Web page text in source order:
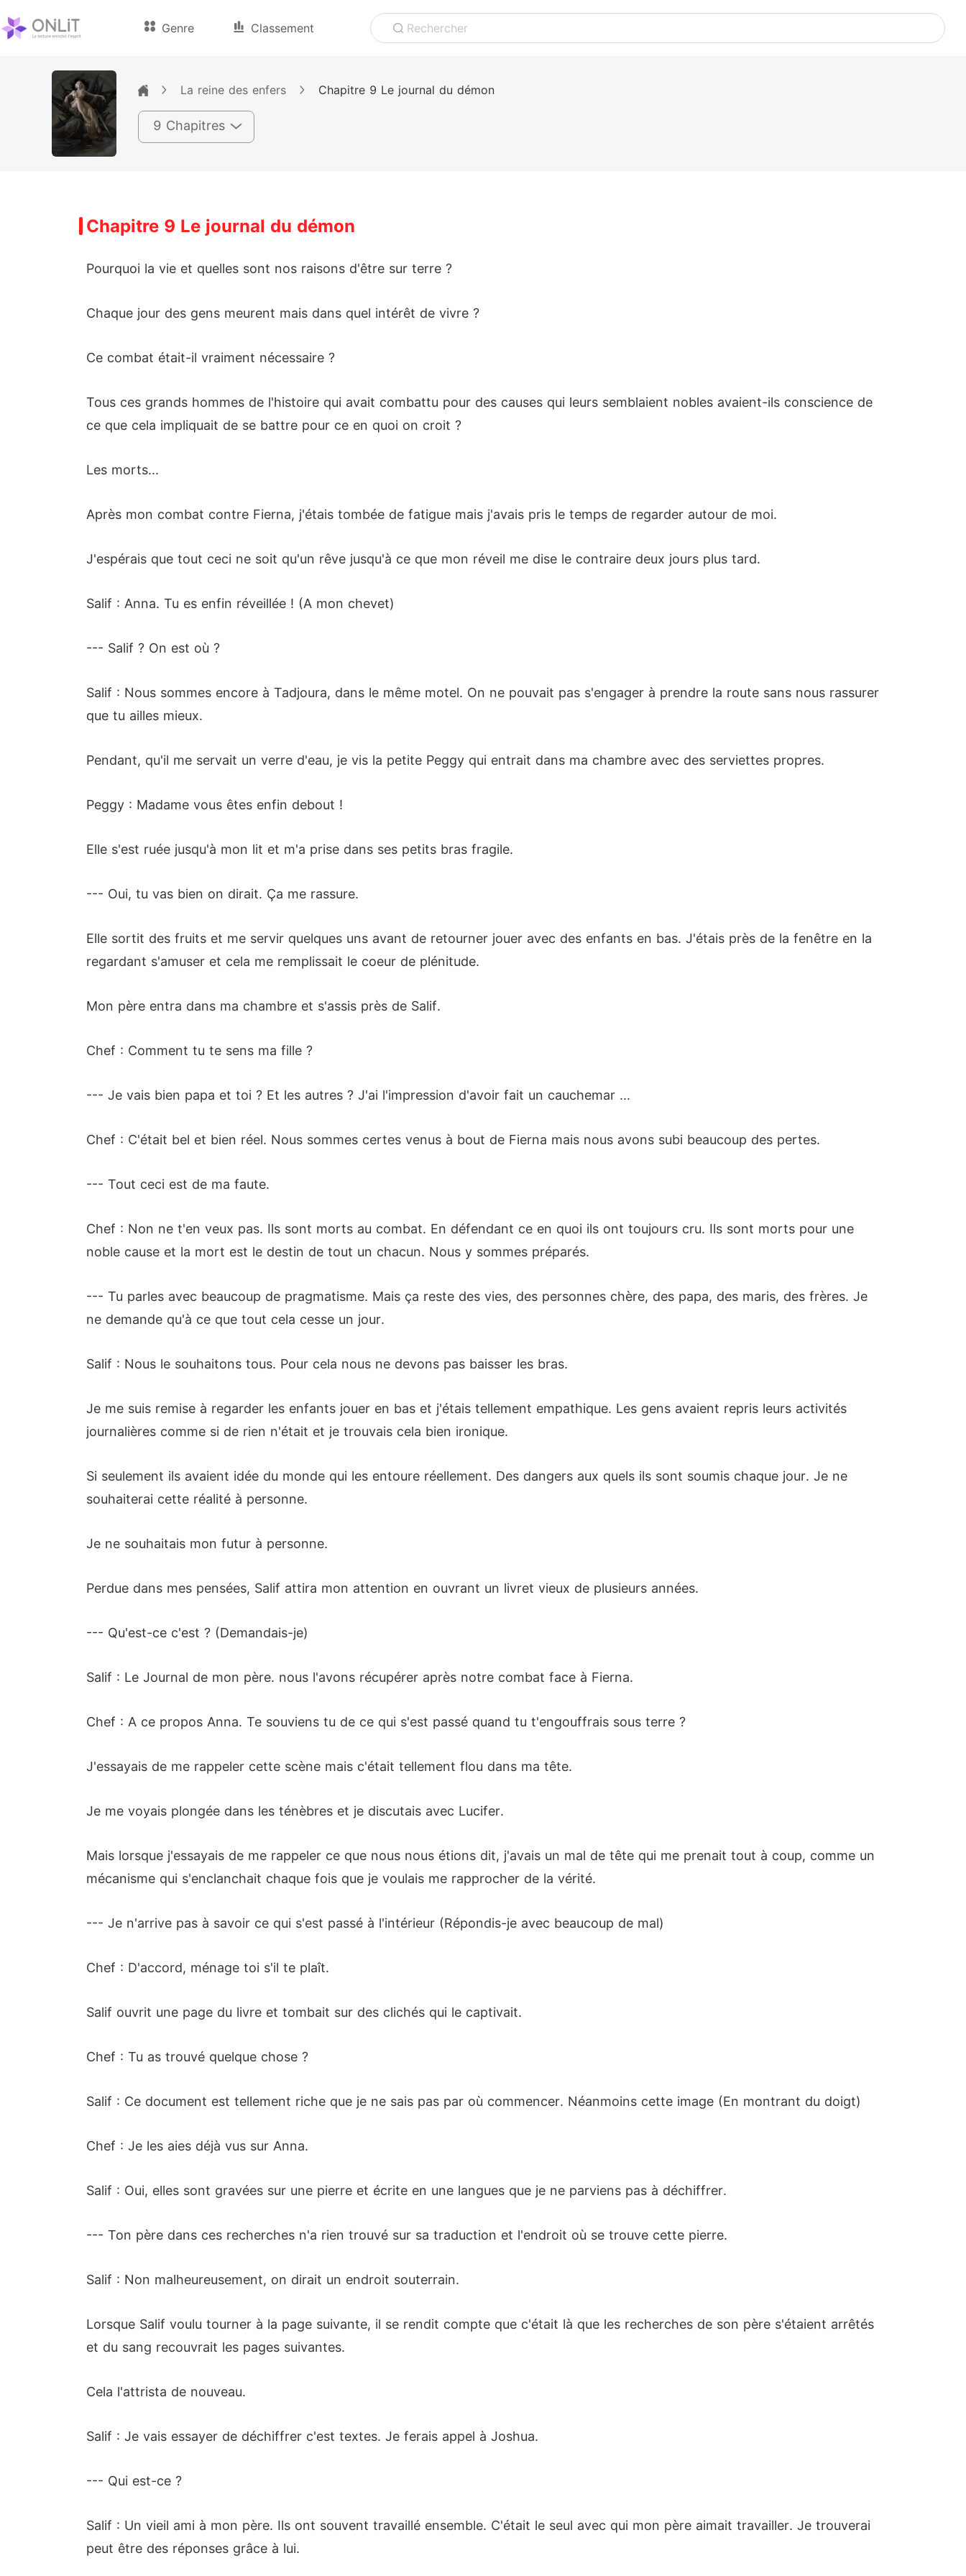
Genre Classement Rechercher
La reine des enfers Chapitre 9 Le journal du démon
9 Chapitres
Chapitre 9 Le journal du démon
Pourquoi la vie et quelles sont nos raisons d'être sur terre ?
Chaque jour des gens meurent mais dans quel intérêt de vivre ?
Ce combat était-il vraiment nécessaire ?
Tous ces grands hommes de l'histoire qui avait combattu pour des causes qui leurs semblaient nobles avaient-ils conscience de
ce que cela impliquait de se battre pour ce en quoi on croit ?
Les morts...
Après mon combat contre Fierna, j'étais tombée de fatigue mais j'avais pris le temps de regarder autour de moi.
J'espérais que tout ceci ne soit qu'un rêve jusqu'à ce que mon réveil me dise le contraire deux jours plus tard.
Salif : Anna. Tu es enfin réveillée ! (A mon chevet)
--- Salif ? On est où ?
Salif : Nous sommes encore à Tadjoura, dans le même motel. On ne pouvait pas s'engager à prendre la route sans nous rassurer
que tu ailles mieux.
Pendant, qu'il me servait un verre d'eau, je vis la petite Peggy qui entrait dans ma chambre avec des serviettes propres.
Peggy : Madame vous êtes enfin debout !
Elle s'est ruée jusqu'à mon lit et m'a prise dans ses petits bras fragile.
--- Oui, tu vas bien on dirait. Ça me rassure.
Elle sortit des fruits et me servir quelques uns avant de retourner jouer avec des enfants en bas. J'étais près de la fenêtre en la
regardant s'amuser et cela me remplissait le coeur de plénitude.
Mon père entra dans ma chambre et s'assis près de Salif.
Chef : Comment tu te sens ma fille ?
--- Je vais bien papa et toi ? Et les autres ? J'ai l'impression d'avoir fait un cauchemar ...
Chef : C'était bel et bien réel. Nous sommes certes venus à bout de Fierna mais nous avons subi beaucoup des pertes.
--- Tout ceci est de ma faute.
Chef : Non ne t'en veux pas. Ils sont morts au combat. En défendant ce en quoi ils ont toujours cru. Ils sont morts pour une
noble cause et la mort est le destin de tout un chacun. Nous y sommes préparés.
--- Tu parles avec beaucoup de pragmatisme. Mais ça reste des vies, des personnes chère, des papa, des maris, des frères. Je
ne demande qu'à ce que tout cela cesse un jour.
Salif : Nous le souhaitons tous. Pour cela nous ne devons pas baisser les bras.
Je me suis remise à regarder les enfants jouer en bas et j'étais tellement empathique. Les gens avaient repris leurs activités
journalières comme si de rien n'était et je trouvais cela bien ironique.
Si seulement ils avaient idée du monde qui les entoure réellement. Des dangers aux quels ils sont soumis chaque jour. Je ne
souhaiterai cette réalité à personne.
Je ne souhaitais mon futur à personne.
Perdue dans mes pensées, Salif attira mon attention en ouvrant un livret vieux de plusieurs années.
--- Qu'est-ce c'est ? (Demandais-je)
Salif : Le Journal de mon père. nous l'avons récupérer après notre combat face à Fierna.
Chef : A ce propos Anna. Te souviens tu de ce qui s'est passé quand tu t'engouffrais sous terre ?
J'essayais de me rappeler cette scène mais c'était tellement flou dans ma tête.
Je me voyais plongée dans les ténèbres et je discutais avec Lucifer.
Mais lorsque j'essayais de me rappeler ce que nous nous étions dit, j'avais un mal de tête qui me prenait tout à coup, comme un
mécanisme qui s'enclanchait chaque fois que je voulais me rapprocher de la vérité.
--- Je n'arrive pas à savoir ce qui s'est passé à l'intérieur (Répondis-je avec beaucoup de mal)
Chef : D'accord, ménage toi s'il te plaît.
Salif ouvrit une page du livre et tombait sur des clichés qui le captivait.
Chef : Tu as trouvé quelque chose ?
Salif : Ce document est tellement riche que je ne sais pas par où commencer. Néanmoins cette image (En montrant du doigt)
Chef : Je les aies déjà vus sur Anna.
Salif : Oui, elles sont gravées sur une pierre et écrite en une langues que je ne parviens pas à déchiffrer.
--- Ton père dans ces recherches n'a rien trouvé sur sa traduction et l'endroit où se trouve cette pierre.
Salif : Non malheureusement, on dirait un endroit souterrain.
Lorsque Salif voulu tourner à la page suivante, il se rendit compte que c'était là que les recherches de son père s'étaient arrêtés
et du sang recouvrait les pages suivantes.
Cela l'attrista de nouveau.
Salif : Je vais essayer de déchiffrer c'est textes. Je ferais appel à Joshua.
--- Qui est-ce ?
Salif : Un vieil ami à mon père. Ils ont souvent travaillé ensemble. C'était le seul avec qui mon père aimait travailler. Je trouverai
peut être des réponses grâce à lui.